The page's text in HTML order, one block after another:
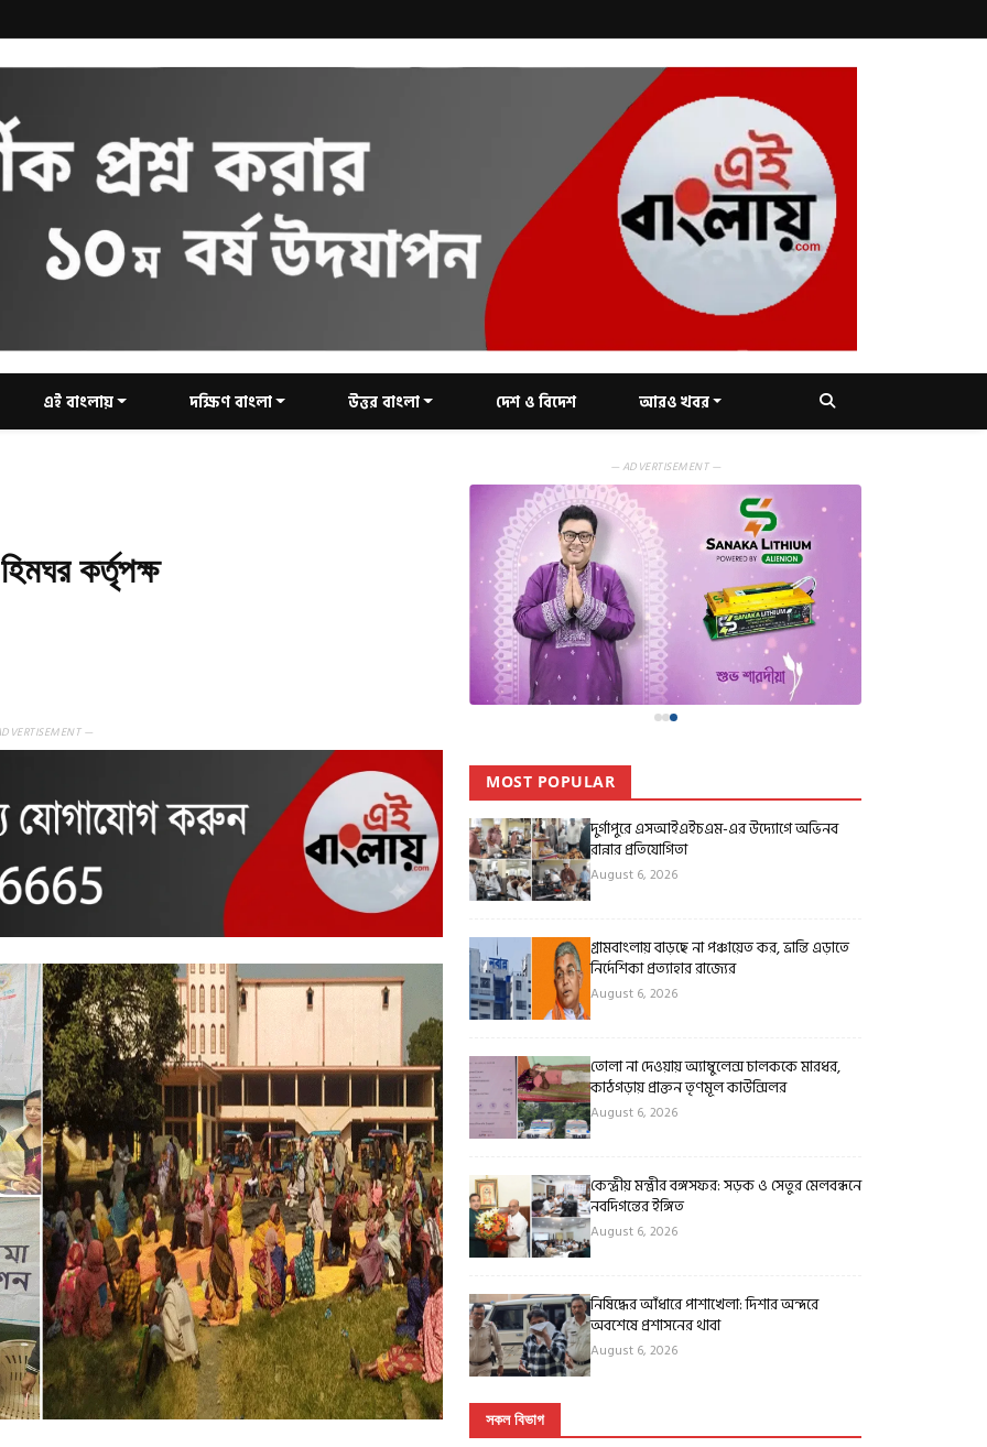
এই বাংলায় দক্ষিণ বাংলা উত্তর বাংলা দেশ ও বিদেশ আরও খবর
কর্তৃপক্ষ
—
— ADVERTISEMENT —
MOST POPULAR
দুর্গাপুরে এসআইএইচএম-এর উদ্যোগে অভিনব
রান্নার প্রতিযোগিতা
August 6, 2026
গ্রামবাংলায় বাড়ছে না পঞ্চায়েত কর, ভ্রান্তি এড়াতে
নির্দেশিকা প্রত্যাহার রাজ্যের
August 6, 2026
তোলা না দেওয়ায় অ্যাম্বুলেন্স চালককে মারধর,
কাঠগড়ায় প্রাক্তন তৃণমূল কাউন্সিলর
August 6, 2026
কেন্দ্রীয় মন্ত্রীর বঙ্গসফর: সড়ক ও সেতুর মেলবন্ধনে
নবদিগন্তের ইঙ্গিত
August 6, 2026
নিষিদ্ধের আঁধারে পাশাখেলা: দিশার অন্দরে
অবশেষে প্রশাসনের থাবা
August 6, 2026
সকল বিভাগ